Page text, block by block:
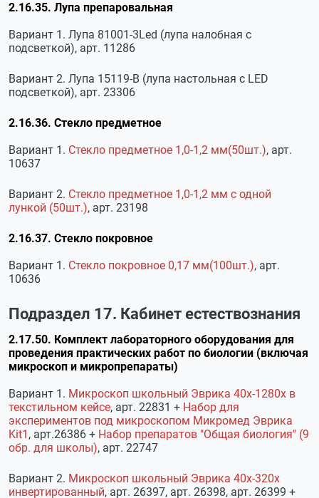
2.16.35. Лупа препаровальная
Вариант 1. Лупа 81001-3Led (лупа налобная с
подсветкой), арт. 11286
Вариант 2. Лупа 15119-В (лупа настольная с LED
подсветкой), арт. 23306
2.16.36. Стекло предметное
Вариант 1. Стекло предметное 1,0-1,2 мм(50шт.), арт.
10637
Вариант 2. Стекло предметное 1,0-1,2 мм с одной
лункой (50шт.), арт. 23198
2.16.37. Стекло покровное
Вариант 1. Стекло покровное 0,17 мм(100шт.), арт.
10636
Подраздел 17. Кабинет естествознания
2.17.50. Комплект лабораторного оборудования для
проведения практических работ по биологии (включая
микроскоп и микропрепараты)
Вариант 1. Микроскоп школьный Эврика 40х-1280х в
текстильном кейсе, арт. 22831 + Набор для
экспериментов под микроскопом Микромед Эврика
Kit1 , арт.26386 + Набор препаратов "Общая биология" (9
обр. для школы), арт. 22747
Вариант 2. Микроскоп школьный Эврика 40х-320х
инвертированный, арт. 26397, арт. 26398, арт. 26399 +